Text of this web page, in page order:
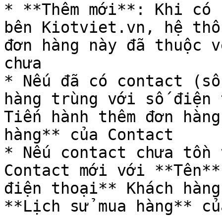
* **Thêm mới**: Khi có
bên Kiotviet.vn, hệ
đơn hàng này đã thuộc
chưa
* Nếu đã có contact
hàng trùng với số điện
Tiến hành thêm đơn
hàng** của Contact
* Nếu contact chưa
Contact mới với
điện thoại** Khách
**Lịch sử mua hàng**